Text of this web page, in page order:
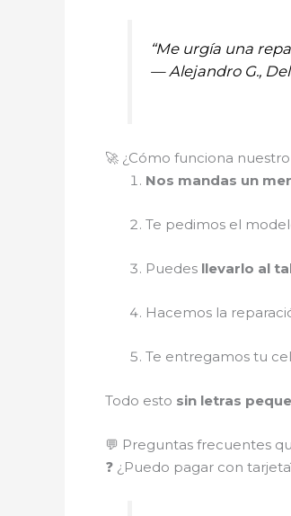
“Me urgía una
— Alejandro G.,
🚀 ¿Cómo funciona
Nos mandas un
Te pedimos el
Puedes llevarlo al
Hacemos la
Te entregamos tu
Todo esto sin letras
💬 Preguntas frecuentes
❓ ¿Puedo pagar con